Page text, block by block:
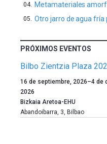
Metamateriales
Otro jarro de agua fría
PRÓXIMOS EVENTOS
Bilbo Zientzia Plaza
Un
año
más,
Bilbao
16 de septiembre, 2026–4 de
2026
Bizkaia Aretoa-EHU
Abandoibarra, 3, Bilbao